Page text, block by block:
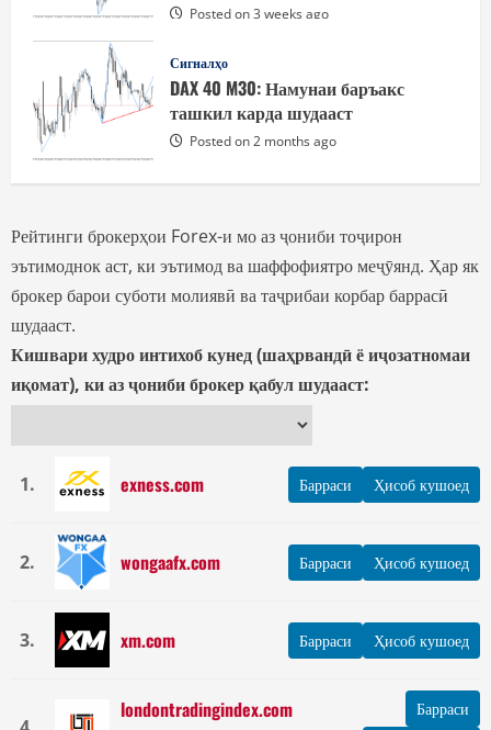
Posted on 3 weeks ago
Сигналҳо
DAX 40 M30: Намунаи баръакс
ташкил карда шудааст
Posted on 2 months ago
Рейтинги брокерҳои Forex-и мо аз ҷониби тоҷирон
эътимоднок аст, ки эътимод ва шаффофиятро меҷӯянд. Ҳар як
брокер барои суботи молиявӣ ва таҷрибаи корбар баррасӣ
шудааст.
Кишвари худро интихоб кунед (шаҳрвандӣ ё иҷозатномаи
иқомат), ки аз ҷониби брокер қабул шудааст:
1. exness.com Барраси Ҳисоб кушоед
2. wongaafx.com Барраси Ҳисоб кушоед
3. xm.com Барраси Ҳисоб кушоед
londontradingindex.com Барраси